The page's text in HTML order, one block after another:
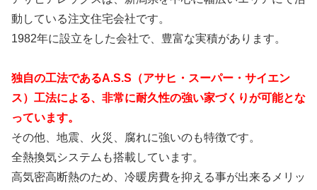
動している注文住宅会社です。
1982年に設立をした会社で、豊富な実積があります。
独自の工法であるA.S.S（アサヒ・スーパー・サイエン
ス）工法による、非常に耐久性の強い家づくりが可能とな
っています。
その他、地震、火災、腐れに強いのも特徴です。
全熱換気システムも搭載しています。
高気密高断熱のため、冷暖房費を抑える事が出来るメリッ